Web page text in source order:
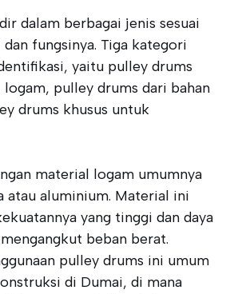
dalam berbagai jenis sesuai
fungsinya. Tiga kategori
yaitu pulley drums
pulley drums dari bahan
drums khusus untuk
material logam umumnya
atau aluminium. Material ini
yang tinggi dan daya
beban berat.
pulley drums ini umum
di Dumai, di mana